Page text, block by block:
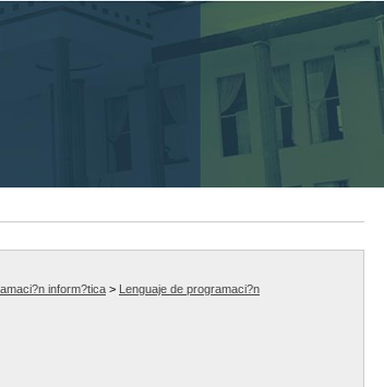
inform?tica > Lenguaje de programaci?n